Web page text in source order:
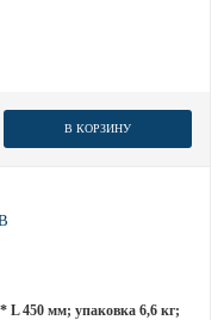
В КОРЗИНУ
L 450 мм; упаковка 6,6 кг;